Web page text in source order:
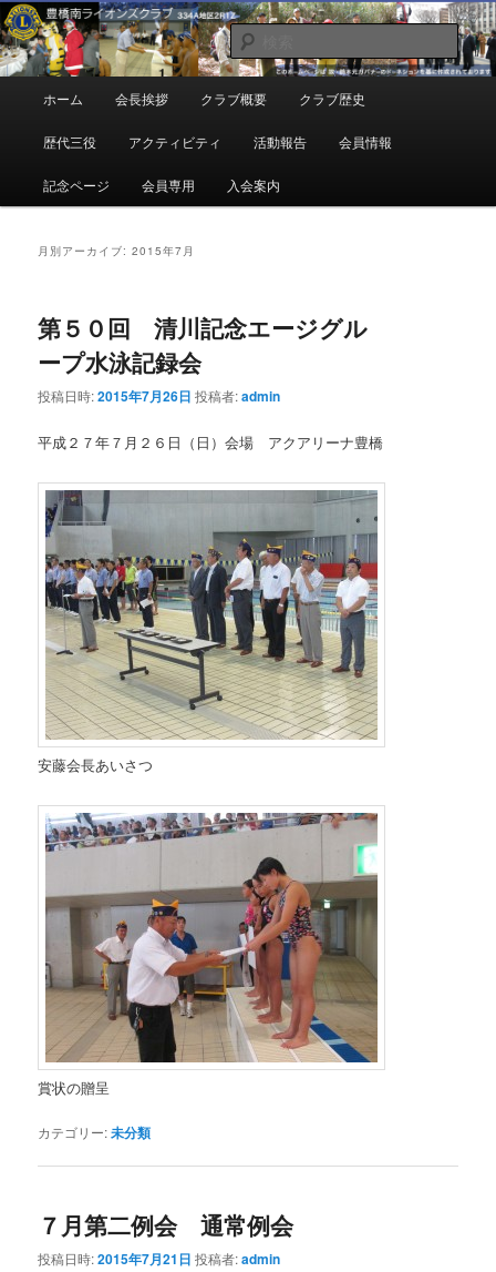
メ
イ
ン
コ
サ
ブ
コ
ン
豊橋南ライオンズクラブ
地域奉仕ボランティア
検
索
ュ
ホーム 会長挨拶 クラブ概要 クラブ歴史
歴代三役 アクティビティ 活動報告 会員情報
記念ページ 会員専用 入会案内
月別アーカイブ:2015年7月
第５０回 清川記念エージグル
ープ水泳記録会
投稿日時:2015年7月26日 投稿者:admin
平成２７年７月２６日（日）会場 アクアリーナ豊橋
安藤会長あいさつ
賞状の贈呈
カテゴリー:未分類
７月第二例会 通常例会
投稿日時:2015年7月21日 投稿者:admin